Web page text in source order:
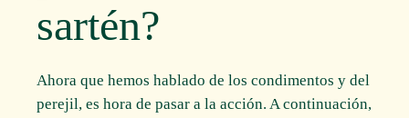
sartén?
Ahora que hemos hablado de los condimentos y del
perejil, es hora de pasar a la acción. A continuación,